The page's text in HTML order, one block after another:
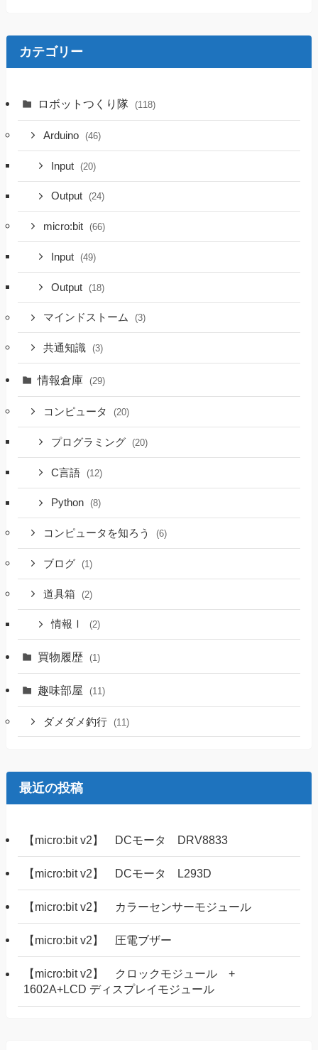
カテゴリー
ロボットつくり隊 (118)
Arduino (46)
Input (20)
Output (24)
micro:bit (66)
Input (49)
Output (18)
マインドストーム (3)
共通知識 (3)
情報倉庫 (29)
コンピュータ (20)
プログラミング (20)
C言語 (12)
Python (8)
コンピュータを知ろう (6)
ブログ (1)
道具箱 (2)
情報Ⅰ (2)
買物履歴 (1)
趣味部屋 (11)
ダメダメ釣行 (11)
最近の投稿
【micro:bit v2】 DCモータ DRV8833
【micro:bit v2】 DCモータ L293D
【micro:bit v2】 カラーセンサーモジュール
【micro:bit v2】 圧電ブザー
【micro:bit v2】 クロックモジュール +
1602A+LCD ディスプレイモジュール